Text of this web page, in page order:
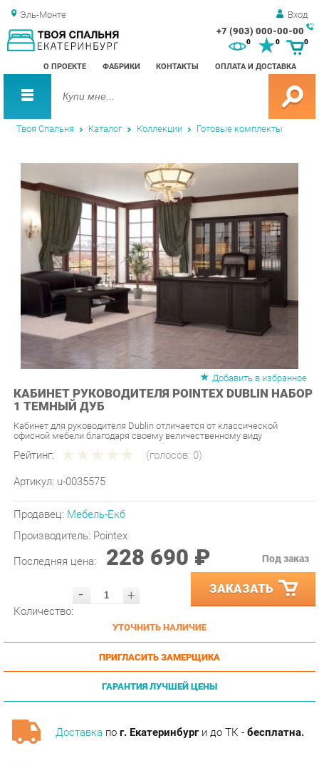
Эль-Монте Вход
+7 (903) 000-00-00
О ПРОЕКТЕ ФАБРИКИ КОНТАКТЫ ОПЛАТА И ДОСТАВКА
0 0
Твоя Спальня Каталог Коллекции Готовые комплекты
КАБИНЕТ РУКОВОДИТЕЛЯ POINTEX DUBLIN НАБОР
1 ТЕМНЫЙ ДУБ
Кабинет для руководителя Dublin отличается от классической
Рейтинг: (голосов:0)
Артикул: u-0035575
Производитель:Pointex
Последняя цена: 228 690 ₽
- ЗАКАЗАТЬ
УТОЧНИТЬ НАЛИЧИЕ
ПРИГЛАСИТЬ ЗАМЕРЩИКА
ГАРАНТИЯ ЛУЧШЕЙ ЦЕНЫ
Доставкапог. Екатеринбурги до ТК -бесплатна.